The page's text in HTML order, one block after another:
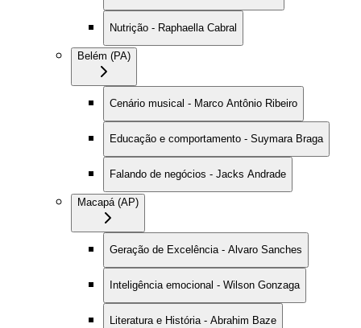
Nutrição - Raphaella Cabral
Belém (PA)
Cenário musical - Marco Antônio Ribeiro
Educação e comportamento - Suymara Braga
Falando de negócios - Jacks Andrade
Macapá (AP)
Geração de Excelência - Alvaro Sanches
Inteligência emocional - Wilson Gonzaga
Literatura e História - Abrahim Baze